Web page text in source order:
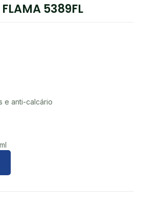
5389FL
e anti-calcário